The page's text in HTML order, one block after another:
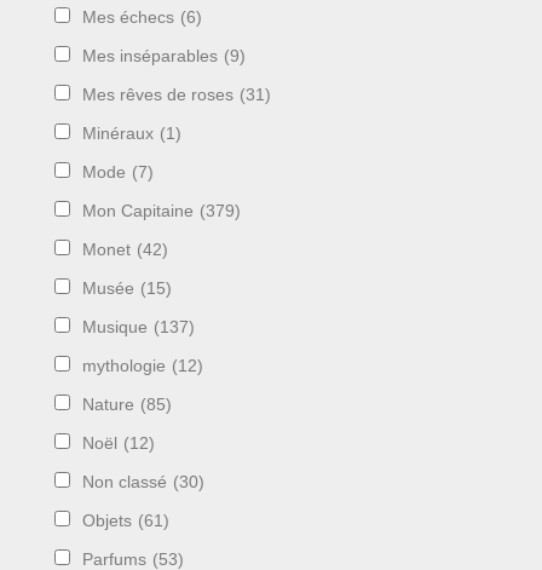
Mes échecs (6)
Mes inséparables (9)
Mes rêves de roses (31)
Minéraux (1)
Mode (7)
Mon Capitaine (379)
Monet (42)
Musée (15)
Musique (137)
mythologie (12)
Nature (85)
Noël (12)
Non classé (30)
Objets (61)
Parfums (53)